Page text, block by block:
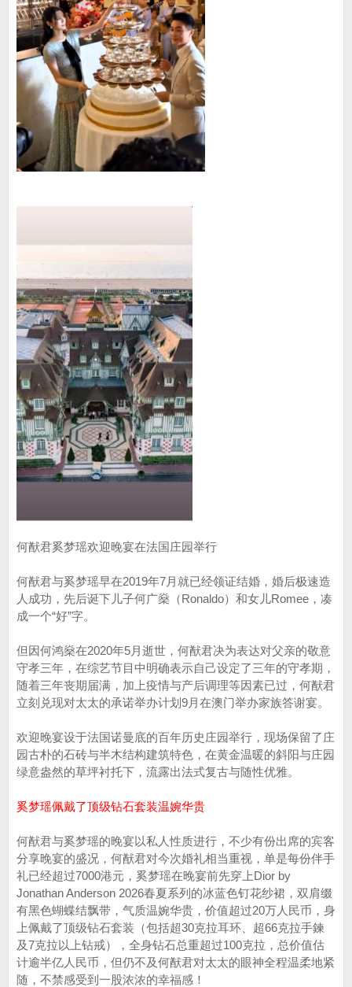
何猷君奚梦瑶欢迎晚宴在法国庄园举行
何猷君与奚梦瑶早在2019年7月就已经领证结婚，婚后极速造
人成功，先后诞下儿子何广燊（Ronaldo）和女儿Romee，凑
成一个“好”字。
但因何鸿燊在2020年5月逝世，何猷君决为表达对父亲的敬意
守孝三年，在综艺节目中明确表示自己设定了三年的守孝期，
随着三年丧期届满，加上疫情与产后调理等因素已过，何猷君
立刻兑现对太太的承诺举办计划9月在澳门举办家族答谢宴。
欢迎晚宴设于法国诺曼底的百年历史庄园举行，现场保留了庄
园古朴的石砖与半木结构建筑特色，在黄金温暖的斜阳与庄园
绿意盎然的草坪衬托下，流露出法式复古与随性优雅。
奚梦瑶佩戴了顶级钻石套装温婉华贵
何猷君与奚梦瑶的晚宴以私人性质进行，不少有份出席的宾客
分享晚宴的盛况，何猷君对今次婚礼相当重视，单是每份伴手
礼已经超过7000港元，奚梦瑶在晚宴前先穿上Dior by
Jonathan Anderson 2026春夏系列的冰蓝色钉花纱裙，双肩缀
有黑色蝴蝶结飘带，气质温婉华贵，价值超过20万人民币，身
上佩戴了顶级钻石套装（包括超30克拉耳环、超66克拉手鍊
及7克拉以上钻戒），全身钻石总重超过100克拉，总价值估
计逾半亿人民币，但仍不及何猷君对太太的眼神全程温柔地紧
随，不禁感受到一股浓浓的幸福感！